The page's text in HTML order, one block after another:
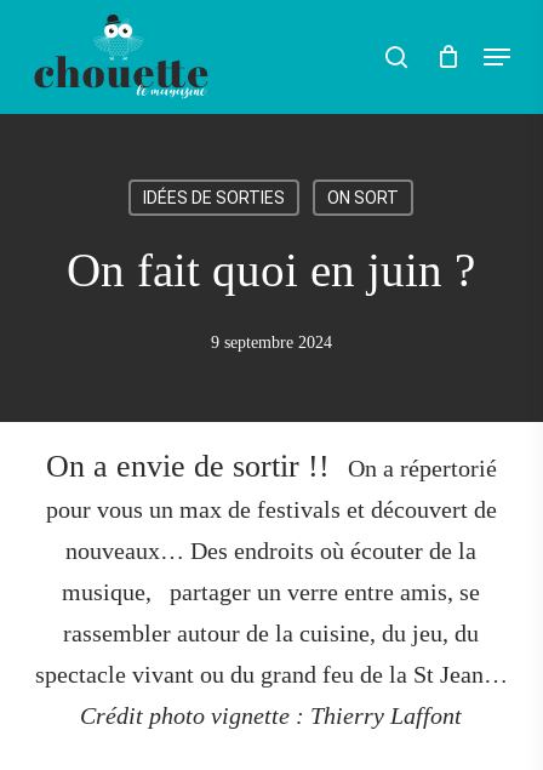
Rechercher
search Menu
IDÉES DE SORTIES ON SORT
On fait quoi en juin ?
9 septembre 2024
On a envie de sortir !!
On a répertorié
pour vous un max de festivals et découvert de
nouveaux… Des endroits où écouter de la
musique,
partager un verre entre amis, se
rassembler autour de la cuisine, du jeu, du
spectacle vivant ou du grand feu de la St Jean…
Crédit photo vignette : Thierry Laffont